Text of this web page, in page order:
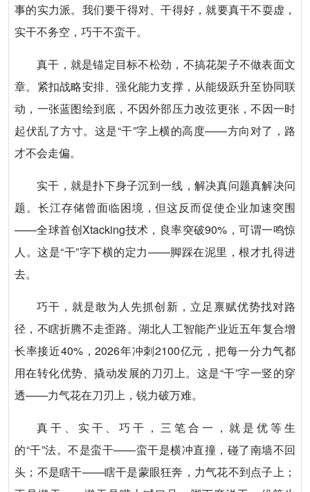
事的实力派。我们要干得对、干得好，就要真干不耍虚，
实干不务空，巧干不蛮干。
真干，就是锚定目标不松劲，不搞花架子不做表面文
章。紧扣战略安排、强化能力支撑，从能级跃升至协同联
动，一张蓝图绘到底，不因外部压力改弦更张，不因一时
起伏乱了方寸。这是“干”字上横的高度——方向对了，路
才不会走偏。
实干，就是扑下身子沉到一线，解决真问题真解决问
题。长江存储曾面临困境，但这反而促使企业加速突围
——全球首创Xtacking技术，良率突破90%，可谓一鸣惊
人。这是“干”字下横的定力——脚踩在泥里，根才扎得进
去。
巧干，就是敢为人先抓创新，立足禀赋优势找对路
径，不瞎折腾不走歪路。湖北人工智能产业近五年复合增
长率接近40%，2026年冲刺2100亿元，把每一分力气都
用在转化优势、撬动发展的刀刃上。这是“干”字一竖的穿
透——力气花在刀刃上，锐力破万难。
真干、实干、巧干，三笔合一，就是优等生
的“干”法。不是蛮干——蛮干是横冲直撞，碰了南墙不回
头；不是瞎干——瞎干是蒙眼狂奔，力气花不到点子上；